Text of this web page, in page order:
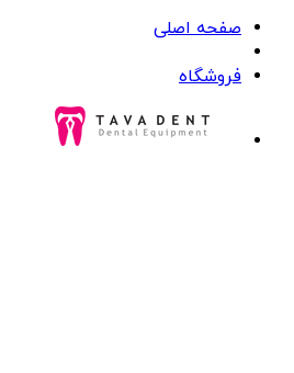
صفحه اصلی
فروشگاه